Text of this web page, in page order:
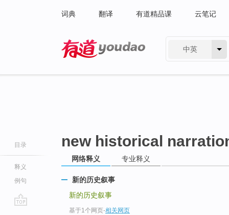
词典 翻译 有道精品课 云笔记
中英
目录
释义
例句
new historical
网络释义 专业释义
新的历史叙事
新的历史叙事
基于1个网页-相关网页